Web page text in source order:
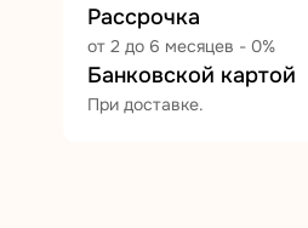
Рассрочка
от 2 до 6 месяцев - 0%
Банковской картой
При доставке.